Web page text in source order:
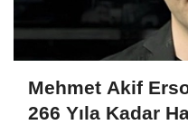
Mehmet Akif
266 Yıla Kadar